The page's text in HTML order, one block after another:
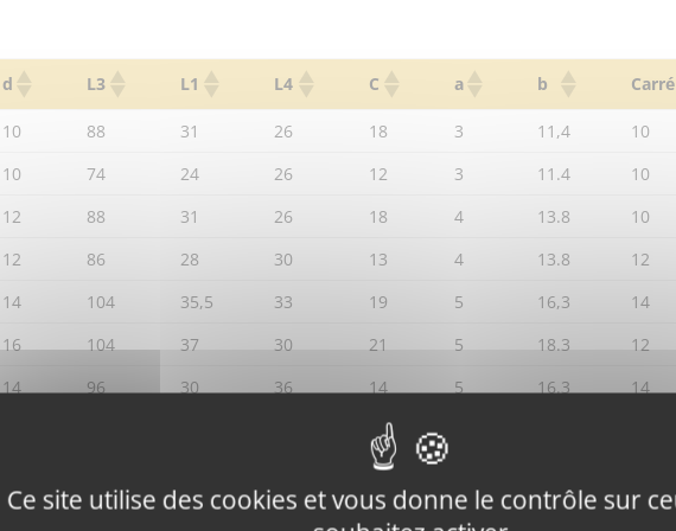
Ce site utilise des cookies et vous donne le contrôle sur
d L3 L1 L4 C a b
10 88 31 26 18 3 11,4 10
10 74 24 26 12 3 11.4 10
12 88 31 26 18 4 13.8 10
12 86 28 30 13 4 13.8 12
14 104 35,5 33 19 5 16,3 14
16 104 37 30 21 5 18.3 12
14 96 30 36 14 5 16.3 14
16
24
20 123 43 37 24 6 22.8 16